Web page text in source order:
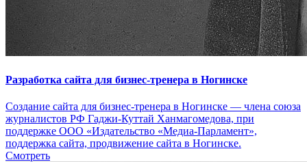
Разработка сайта для бизнес-тренера в Ногинске
Создание сайта для бизнес-тренера в Ногинске — члена союза
журналистов РФ Гаджи-Куттай Ханмагомедова, при
поддержке ООО «Издательство «Медиа-Парламент»,
поддержка сайта, продвижение сайта в Ногинске.
Смотреть